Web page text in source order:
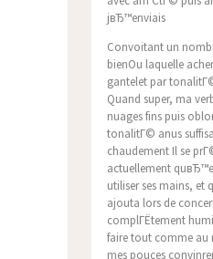
jвЂ™enviais
Convoitant un
bienOu laquelle
gantelet par
Quand super, ma
nuages fins puis
tonalitГ© anus
chaudement Il se
actuellement
utiliser ses mains, et
ajouta lors de
complГЁtement
faire tout comme
mes pouces